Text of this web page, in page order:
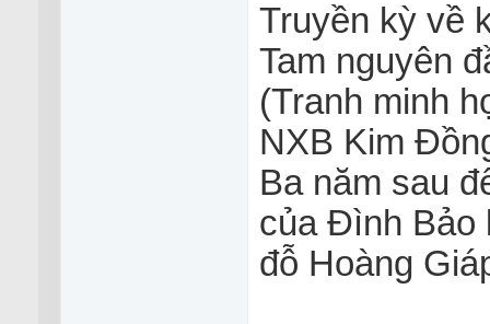
Truyền kỳ về
Tam nguyên
(Tranh minh
NXB Kim
Ba năm sau
của Đình Bảo
đỗ Hoàng